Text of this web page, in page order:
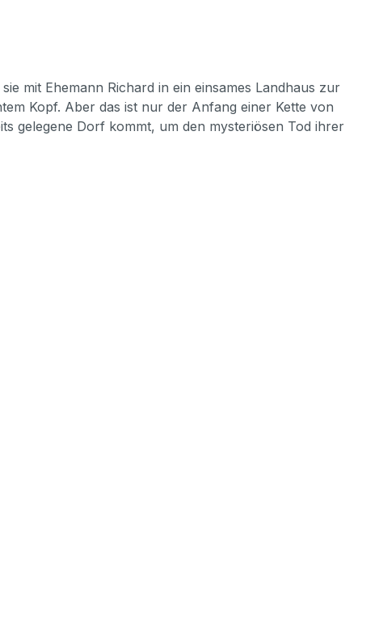
mit Ehemann Richard in ein einsames Landhaus zur
Kopf. Aber das ist nur der Anfang einer Kette von
gelegene Dorf kommt, um den mysteriösen Tod ihrer